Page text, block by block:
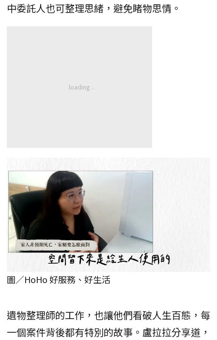
中委託人也可整理思緒，避免睹物思情。
圖／HoHo 好服務、好生活
遺物整理師的工作，也讓他們看破人生百態，每
一個案件背後都有特別的故事。盧拉拉分享道，